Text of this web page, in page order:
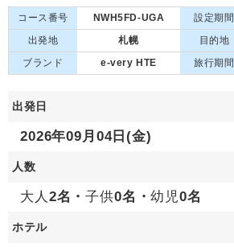
コース番号 NWH5FD-UGA 設定期間
出発地
札幌 目的地
ブランド
e-very HTE 旅行期間
出発日
2026年09月04日(金)
人数
大人 2名・子供0名・幼児0名
ホテル